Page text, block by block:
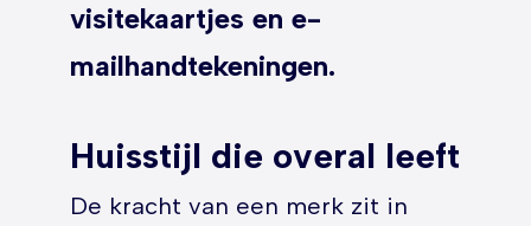
visitekaartjes en e-
mailhandtekeningen.
Huisstijl die overal leeft
De kracht van een merk zit in